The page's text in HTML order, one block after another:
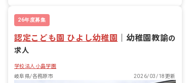
26年度募集
認定こども園 ひよし幼稚園 幼稚園教諭の
求人
学校法人小島学園
岐阜県/各務原市
2026/03/18更新